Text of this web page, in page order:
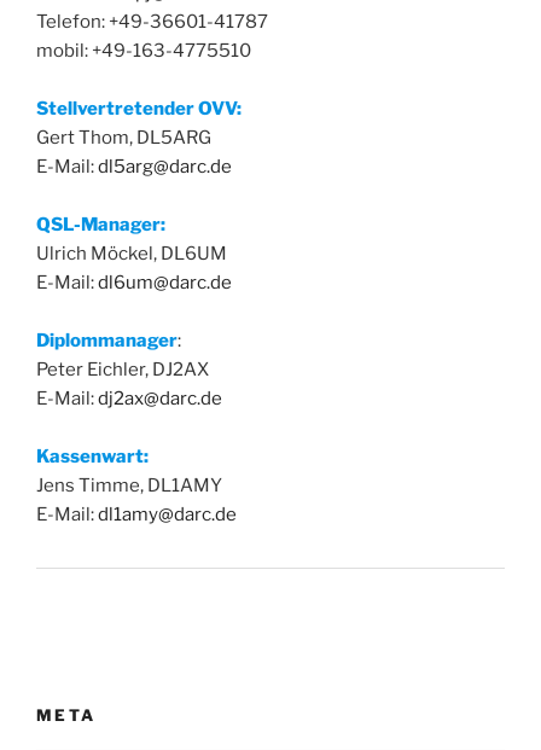
Telefon: +49-36601-41787
mobil: +49-163-4775510
Stellvertretender OVV:
Gert Thom, DL5ARG
E-Mail:dl5arg@darc.de
QSL-Manager:
Ulrich Möckel, DL6UM
E-Mail:dl6um@darc.de
Diplommanager:
Peter Eichler, DJ2AX
E-Mail:dj2ax@darc.de
Kassenwart:
Jens Timme, DL1AMY
E-Mail:dl1amy@darc.de
META